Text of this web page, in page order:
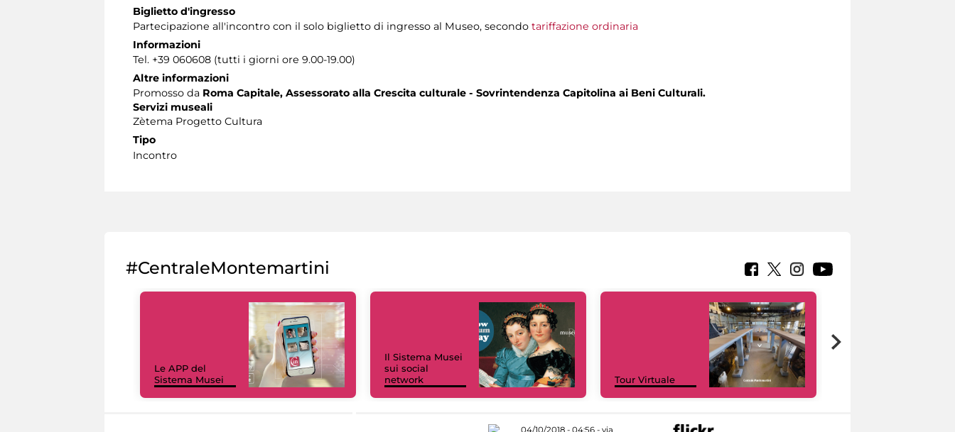
Biglietto d'ingresso
Partecipazione all'incontro con il solo biglietto di ingresso al Museo, secondo tariffazione ordinaria
Informazioni
Tel. +39 060608 (tutti i giorni ore 9.00-19.00)
Altre informazioni
Promosso da Roma Capitale, Assessorato alla Crescita culturale - Sovrintendenza Capitolina ai Beni Culturali.
Servizi museali
Zètema Progetto Cultura
Tipo
Incontro
#CentraleMontemartini
Le APP del
Sistema Musei
Il Sistema Musei
sui social
network
Tour Virtuale